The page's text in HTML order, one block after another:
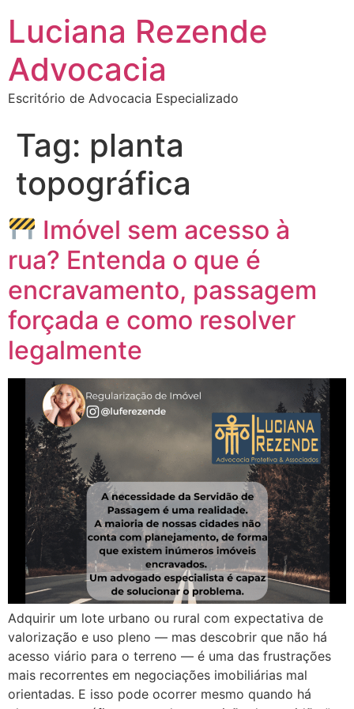
Luciana Rezende
Advocacia
Escritório de Advocacia Especializado
Tag: planta
topográfica
Imóvel sem acesso à
rua? Entenda o que é
encravamento, passagem
forçada e como resolver
legalmente
Adquirir um lote urbano ou rural com expectativa de
valorização e uso pleno — mas descobrir que não há
acesso viário para o terreno — é uma das frustrações
mais recorrentes em negociações imobiliárias mal
orientadas. E isso pode ocorrer mesmo quando há